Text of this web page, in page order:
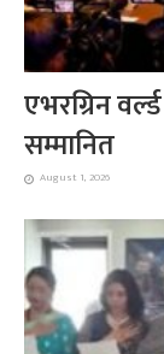
एभरग्रिन
सम्मानित
August 1, 2026